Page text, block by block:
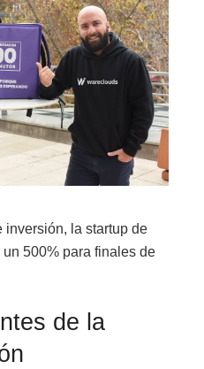
inversión, la startup de
500% para finales de
de la